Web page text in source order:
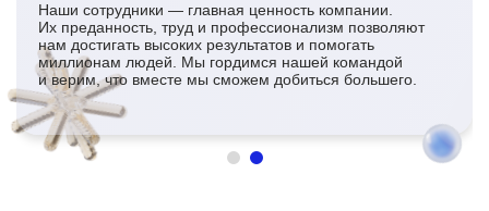
Наши сотрудники — главная ценность компании.
Их преданность, труд и профессионализм позволяют
нам достигать высоких результатов и помогать
миллионам людей. Мы гордимся нашей командой
и верим, что вместе мы сможем добиться большего.